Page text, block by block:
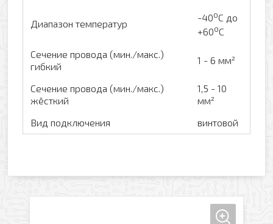
Диапазон температур
-40oC до
+60oС
Сечение провода (мин./макс.)
гибкий
1 - 6 мм²
Сечение провода (мин./макс.)
жёсткий
1,5 - 10
мм²
Вид подключения
винтовой